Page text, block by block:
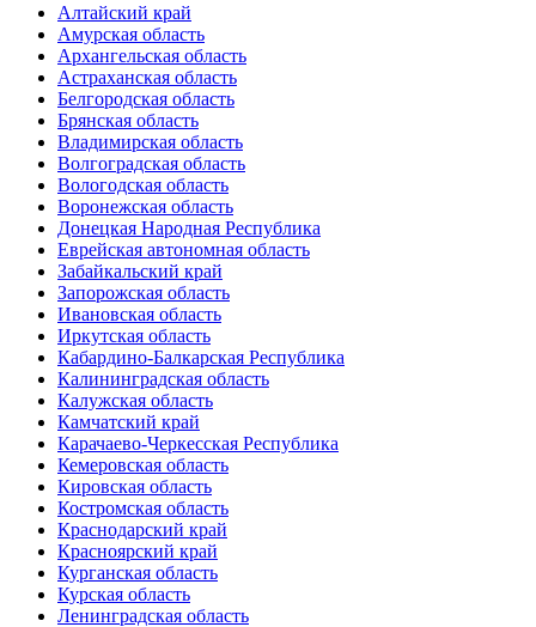
Алтайский край
Амурская область
Архангельская область
Астраханская область
Белгородская область
Брянская область
Владимирская область
Волгоградская область
Вологодская область
Воронежская область
Донецкая Народная Республика
Еврейская автономная область
Забайкальский край
Запорожская область
Ивановская область
Иркутская область
Кабардино-Балкарская Республика
Калининградская область
Калужская область
Камчатский край
Карачаево-Черкесская Республика
Кемеровская область
Кировская область
Костромская область
Краснодарский край
Красноярский край
Курганская область
Курская область
Ленинградская область